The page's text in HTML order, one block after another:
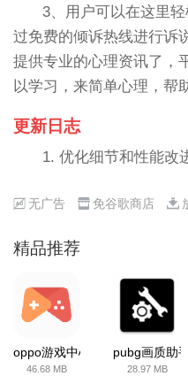
3、用户可以在这里
过免费的倾诉热线进行诉
提供专业的心理资讯了，
以学习，来简单心理，帮
更新日志
1. 优化细节和性能改
无广告 免谷歌商店
精品推荐
oppo游戏中心
46.68 MB
pubg画质助手
28.97 MB